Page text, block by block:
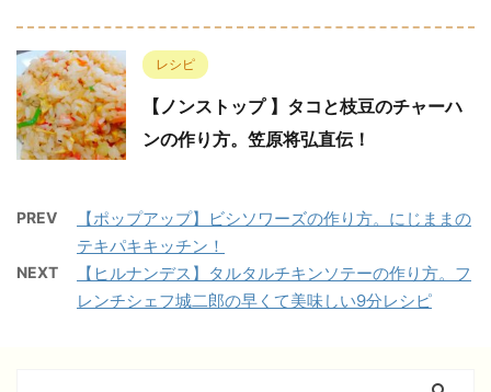
レシピ
【ノンストップ 】タコと枝豆のチャーハ
ンの作り方。笠原将弘直伝！
PREV
【ポップアップ】ビシソワーズの作り方。にじままの
テキパキキッチン！
NEXT
【ヒルナンデス】タルタルチキンソテーの作り方。フ
レンチシェフ城二郎の早くて美味しい9分レシピ